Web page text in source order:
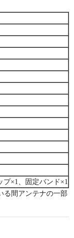
プ×1、固定バンド×1
る間アンテナの一部